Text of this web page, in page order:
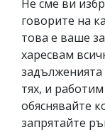
Не сме ви
говорите на
това е ваше
харесвам
тях, и
обяснявайте
запрятайте